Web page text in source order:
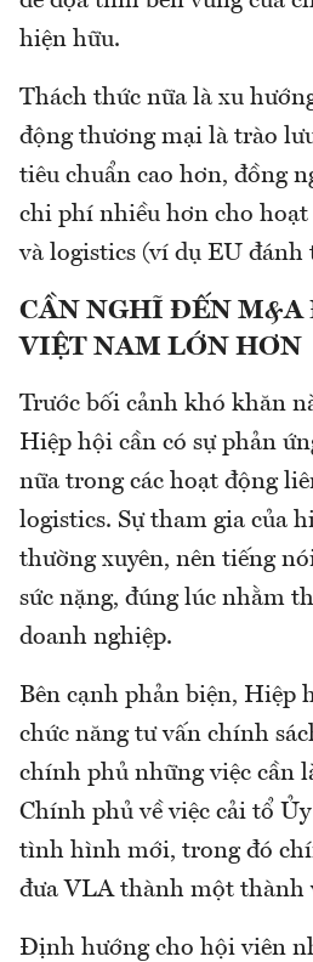
hiện hữu.
Thách thức nữa là xu
động thương mại là trào
tiêu chuẩn cao hơn, đồng
chi phí nhiều hơn cho
và logistics (ví dụ EU đánh
CẦN NGHĨ ĐẾN M&A
VIỆT NAM LỚN HƠN
Trước bối cảnh khó khăn
Hiệp hội cần có sự phản
nữa trong các hoạt động
logistics. Sự tham gia của
thường xuyên, nên tiếng
sức nặng, đúng lúc nhằm
doanh nghiệp.
Bên cạnh phản biện, Hiệp
chức năng tư vấn chính
chính phủ những việc cần
Chính phủ về việc cải tổ
tình hình mới, trong đó
đưa VLA thành một thành
Định hướng cho hội viên